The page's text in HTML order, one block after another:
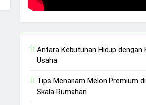
Antara Kebutuhan Hidup dengan
Usaha
Tips Menanam Melon Premium
Skala Rumahan